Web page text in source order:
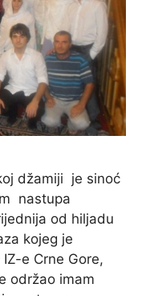
džamiji je sinoć
nastupa
od hiljadu
kojeg je
e Crne Gore,
održao imam